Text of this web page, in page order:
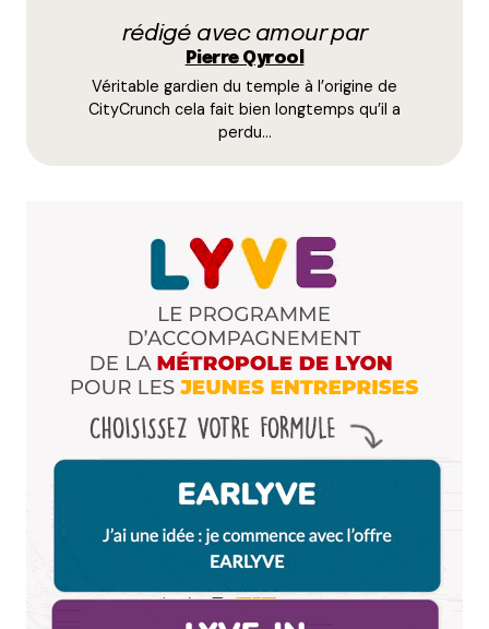
Oui c’est prévu et même la version warrior du
compostage… celle avec des vers !
Qyrool
9 juin 2014 à 18 h 20 min
Littlecelt
9 juin 2014 à 18 h 42 min
si seulement la question du tri pouvait devenir une
réalité et ne plus être qu’un vain mot…
9 juin 2014 à 22 h 39 min
rédigé avec amour par
Pierre Qyrool
Véritable gardien du temple à l’origine de
CityCrunch cela fait bien longtemps qu’il a
perdu…